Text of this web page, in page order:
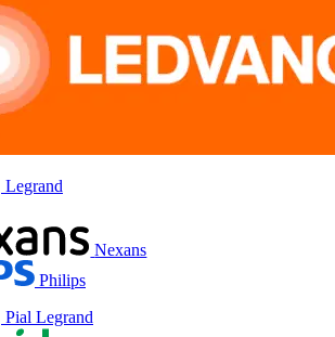
Legrand
Nexans
Philips
Pial Legrand